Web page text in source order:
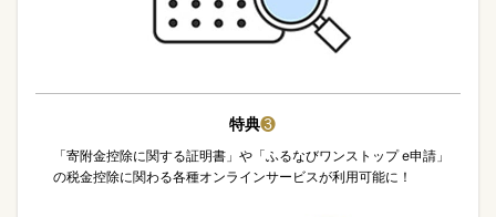
特典❸
「寄附金控除に関する証明書」や「ふるなびワンストップ e申請」
の税金控除に関わる各種オンラインサービスが利用可能に！